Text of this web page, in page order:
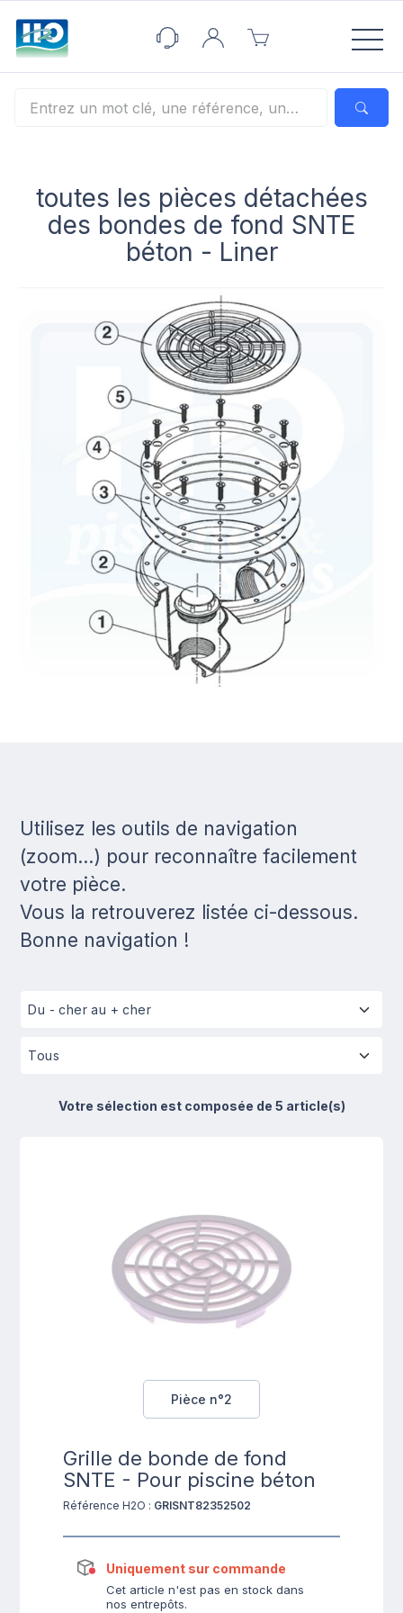
toutes les pièces détachées
des bondes de fond SNTE
béton - Liner
Utilisez les outils de navigation
(zoom...) pour reconnaître facilement
votre pièce.
Vous la retrouverez listée ci-dessous.
Bonne navigation !
Votre sélection est composée de 5 article(s)
Pièce n°2
Grille de bonde de fond
SNTE - Pour piscine béton
Référence H2O : GRISNT82352502
Uniquement sur commande
Cet article n'est pas en stock dans
nos entrepôts.